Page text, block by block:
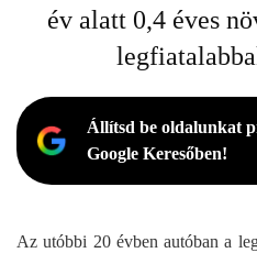
év alatt 0,4 éves
Állítsd be oldalunkat
Google Keresőben!
Az utóbbi 20 évben autóban a